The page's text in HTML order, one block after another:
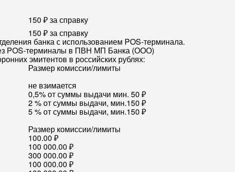
150 ₽ за справку
150 ₽ за справку
банка с использованием POS-терминала.
POS-терминалы в ПВН МП Банка (ООО)
эмитентов в российских рублях:
Размер комиссии/лимиты
не взимается
0,5% от суммы выдачи мин. 50 ₽
2 % от суммы выдачи, мин.150 ₽
5 % от суммы выдачи, мин.150 ₽
Размер комиссии/лимиты
100.00 ₽
100 000.00 ₽
300 000.00 ₽
100 000.00 ₽